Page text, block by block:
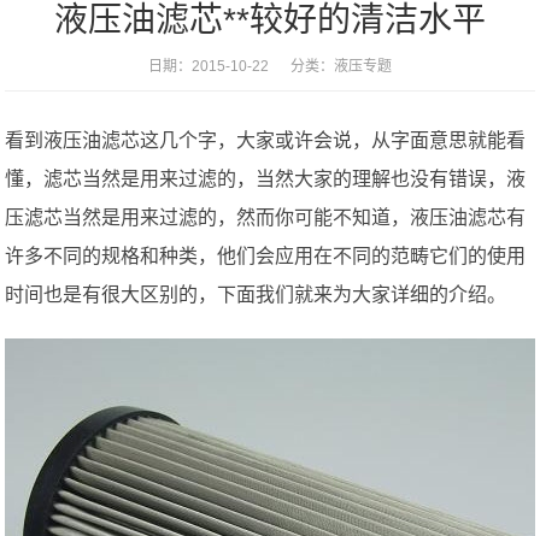
液压油滤芯**较好的清洁水平
日期：2015-10-22 分类： 液压专题
看到液压油滤芯这几个字，大家或许会说，从字面意思就能看
懂，滤芯当然是用来过滤的，当然大家的理解也没有错误，液
压滤芯当然是用来过滤的，然而你可能不知道，液压油滤芯有
许多不同的规格和种类，他们会应用在不同的范畴它们的使用
时间也是有很大区别的，下面我们就来为大家详细的介绍。